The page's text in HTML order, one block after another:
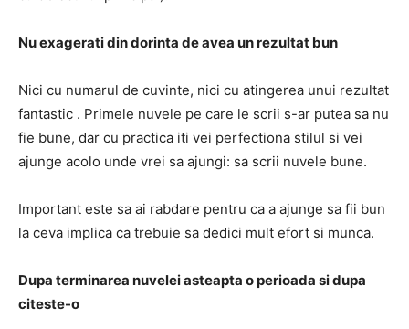
Nu exagerati din dorinta de avea un rezultat bun
Nici cu numarul de cuvinte, nici cu atingerea unui rezultat
fantastic . Primele nuvele pe care le scrii s-ar putea sa nu
fie bune, dar cu practica iti vei perfectiona stilul si vei
ajunge acolo unde vrei sa ajungi: sa scrii nuvele bune.
Important este sa ai rabdare pentru ca a ajunge sa fii bun
la ceva implica ca trebuie sa dedici mult efort si munca.
Dupa terminarea nuvelei asteapta o perioada si dupa
citeste-o